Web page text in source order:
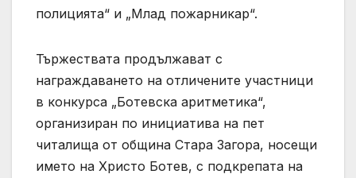
полицията“ и „Млад пожарникар“.
Тържествата продължават с
награждаването на отличените участници
в конкурса „Ботевска аритметика“,
организиран по инициатива на пет
читалища от община Стара Загора, носещи
името на Христо Ботев, с подкрепата на